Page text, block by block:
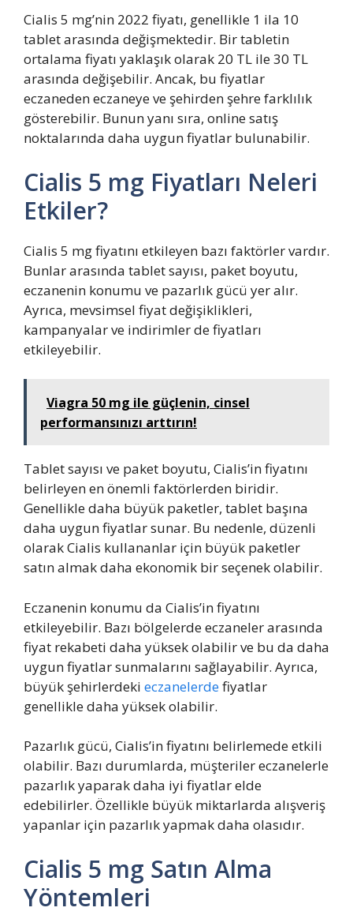
Cialis 5 mg’nin 2022 fiyatı, genellikle 1 ila 10
tablet arasında değişmektedir. Bir tabletin
ortalama fiyatı yaklaşık olarak 20 TL ile 30 TL
arasında değişebilir. Ancak, bu fiyatlar
eczaneden eczaneye ve şehirden şehre farklılık
gösterebilir. Bunun yanı sıra, online satış
noktalarında daha uygun fiyatlar bulunabilir.
Cialis 5 mg Fiyatları Neleri
Etkiler?
Cialis 5 mg fiyatını etkileyen bazı faktörler vardır.
Bunlar arasında tablet sayısı, paket boyutu,
eczanenin konumu ve pazarlık gücü yer alır.
Ayrıca, mevsimsel fiyat değişiklikleri,
kampanyalar ve indirimler de fiyatları
etkileyebilir.
Viagra 50 mg ile güçlenin, cinsel
performansınızı arttırın!
Tablet sayısı ve paket boyutu, Cialis’in fiyatını
belirleyen en önemli faktörlerden biridir.
Genellikle daha büyük paketler, tablet başına
daha uygun fiyatlar sunar. Bu nedenle, düzenli
olarak Cialis kullananlar için büyük paketler
satın almak daha ekonomik bir seçenek olabilir.
Eczanenin konumu da Cialis’in fiyatını
etkileyebilir. Bazı bölgelerde eczaneler arasında
fiyat rekabeti daha yüksek olabilir ve bu da daha
uygun fiyatlar sunmalarını sağlayabilir. Ayrıca,
büyük şehirlerdeki eczanelerdefiyatlar
genellikle daha yüksek olabilir.
Pazarlık gücü, Cialis’in fiyatını belirlemede etkili
olabilir. Bazı durumlarda, müşteriler eczanelerle
pazarlık yaparak daha iyi fiyatlar elde
edebilirler. Özellikle büyük miktarlarda alışveriş
yapanlar için pazarlık yapmak daha olasıdır.
Cialis 5 mg Satın Alma
Yöntemleri